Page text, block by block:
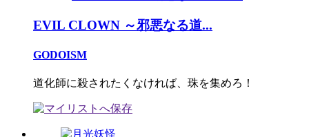
EVIL CLOWN ～邪悪なる道...
GODOISM
道化師に殺されたくなければ、珠を集めろ！